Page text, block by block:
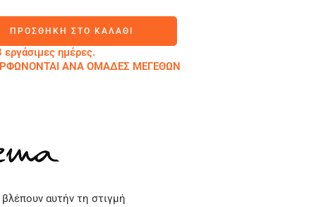
ΠΡΟΣΘΉΚΗ ΣΤΟ ΚΑΛΆΘΙ
ημέρες.
ΑΝΑ ΟΜΑΔΕΣ ΜΕΓΕΘΩΝ
αυτήν τη στιγμή